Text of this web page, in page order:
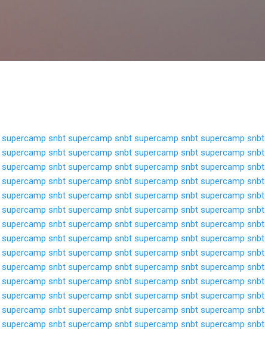
supercamp snbt supercamp snbt supercamp snbt supercamp snbt
supercamp snbt supercamp snbt supercamp snbt supercamp snbt
supercamp snbt supercamp snbt supercamp snbt supercamp snbt
supercamp snbt supercamp snbt supercamp snbt supercamp snbt
supercamp snbt supercamp snbt supercamp snbt supercamp snbt
supercamp snbt supercamp snbt supercamp snbt supercamp snbt
supercamp snbt supercamp snbt supercamp snbt supercamp snbt
supercamp snbt supercamp snbt supercamp snbt supercamp snbt
supercamp snbt supercamp snbt supercamp snbt supercamp snbt
supercamp snbt supercamp snbt supercamp snbt supercamp snbt
supercamp snbt supercamp snbt supercamp snbt supercamp snbt
supercamp snbt supercamp snbt supercamp snbt supercamp snbt
supercamp snbt supercamp snbt supercamp snbt supercamp snbt
supercamp snbt supercamp snbt supercamp snbt supercamp snbt